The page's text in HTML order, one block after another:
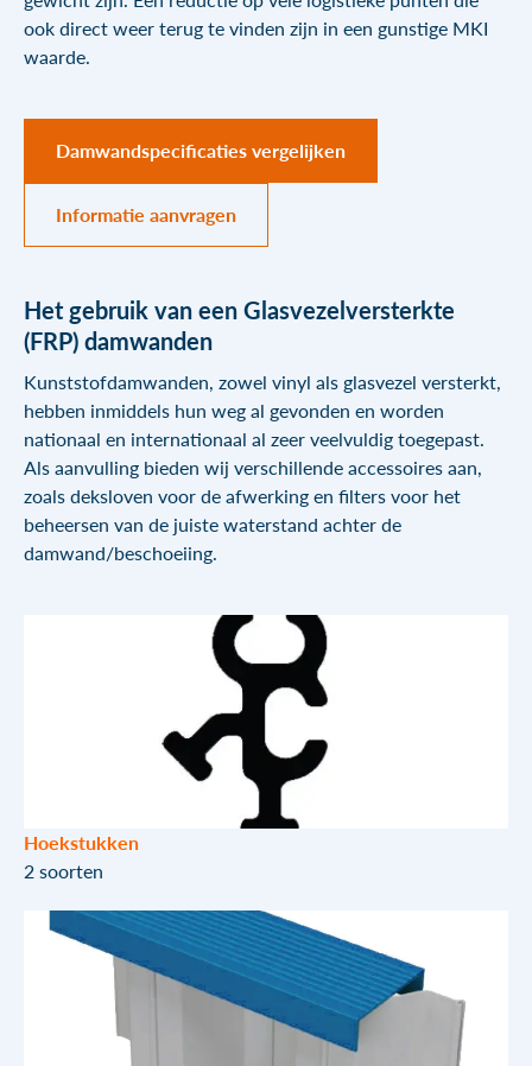
ook direct weer terug te vinden zijn in een gunstige MKI
waarde.
Damwandspecificaties vergelijken
Informatie aanvragen
Het gebruik van een Glasvezelversterkte
(FRP) damwanden
Kunststofdamwanden, zowel vinyl als glasvezel versterkt,
hebben inmiddels hun weg al gevonden en worden
nationaal en internationaal al zeer veelvuldig toegepast.
Als aanvulling bieden wij verschillende accessoires aan,
zoals deksloven voor de afwerking en filters voor het
beheersen van de juiste waterstand achter de
damwand/beschoeiing.
Hoekstukken
2 soorten